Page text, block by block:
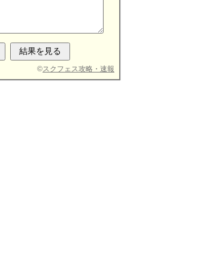
©スクフェス攻略・速報